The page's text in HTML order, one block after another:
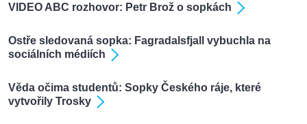
VIDEO ABC rozhovor: Petr Brož o sopkách
Ostře sledovaná sopka: Fagradalsfjall vybuchla na
sociálních médiích
Věda očima studentů: Sopky Českého ráje, které
vytvořily Trosky